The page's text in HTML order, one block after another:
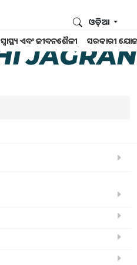
ସ୍ୱାସ୍ଥ୍ୟ ଏବଂ ଜୀବନଶୈଳୀ ସରକାରୀ
ଓଡ଼ିଆ